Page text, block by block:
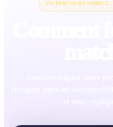
UN PARCOURS